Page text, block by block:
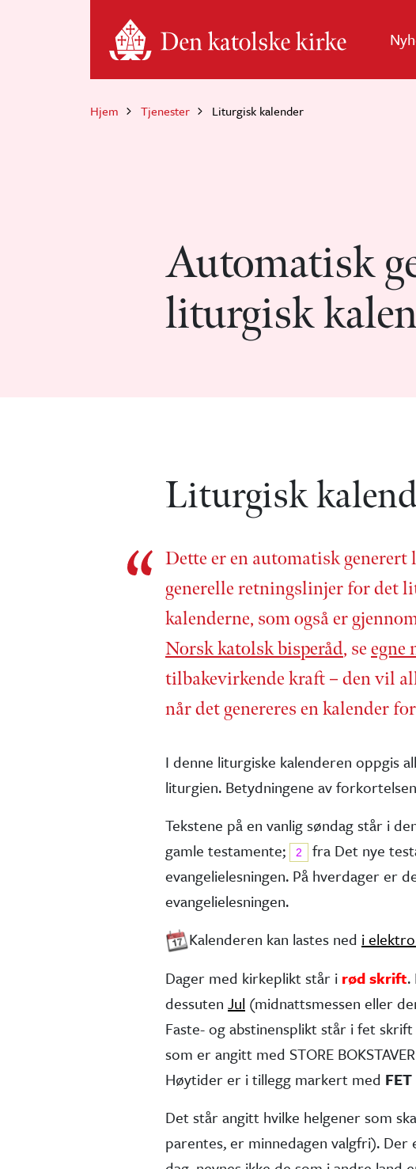
Hjem Tjenester Liturgisk kalender
Automatisk
liturgisk
Liturgisk
Dette er en automatisk
generelle retnings­linjer for det
kalenderne, som også er
Norsk katolsk bisperåd, se egne
tilbake­virkende kraft – den vil
når det genereres en kalender
I denne liturgiske kalenderen oppgis
liturgien. Betydningene av
Tekstene på en vanlig søndag står i
gamle testa­mente;
2 fra Det nye
evangelie­lesningen. På hverdager er
evangelielesningen.
Kalenderen kan lastes ned i
Dager med kirkeplikt står i rød skrift.
dessuten Jul (midnatts­messen eller
Faste- og abstinens­plikt står i fet
som er angitt med STORE
Høytider er i tillegg markert med
Det står angitt hvilke helgener som
parentes, er minne­dagen valgfri).